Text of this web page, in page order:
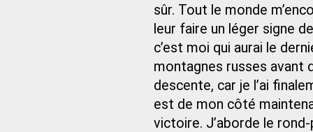
sûr. Tout le monde
leur faire un léger signe
c’est moi qui aurai le
montagnes russes avant
descente, car je l’ai
est de mon côté
victoire. J’aborde le